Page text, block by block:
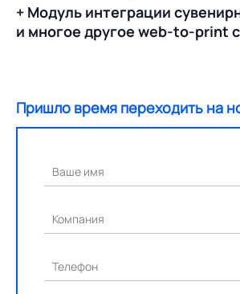
+ Модуль интеграции
и многое другое web-to-print
Пришло время переходить на
Ваше имя
Компания
Телефон